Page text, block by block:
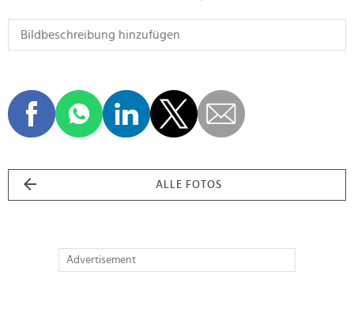
ALLE FOTOS
Advertisement